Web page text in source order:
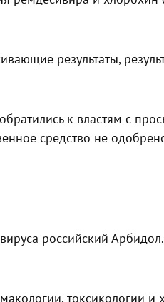
результаты,
к властям с
средство не
российский
токсикологии и